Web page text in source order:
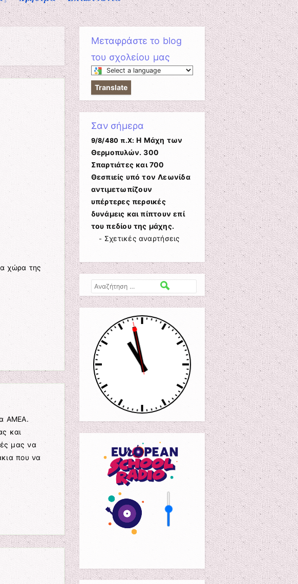
χώρα της
ΑΜΕΑ.
και
μας να
που να
Μεταφράστε το blog
του σχολείου μας
Select
a
to
this
page
Translate
Σαν σήμερα
9/8/480 π.Χ: Η Μάχη των
Θερμοπυλών. 300
Σπαρτιάτες και 700
Θεσπιείς υπό τον Λεωνίδα
αντιμετωπίζουν
υπέρτερες περσικές
δυνάμεις και πίπτουν επί
του πεδίου της μάχης.
- Σχετικές αναρτήσεις
Αναζήτηση